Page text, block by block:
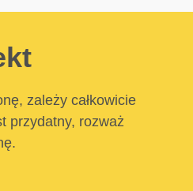
zależy całkowicie
przydatny, rozważ